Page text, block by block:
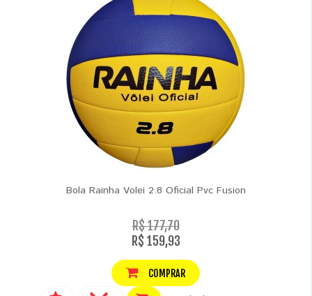
Bola Rainha Volei 2.8 Oficial Pvc Fusion
R$ 177,70
R$ 159,93
COMPRAR